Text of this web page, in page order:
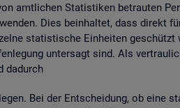
amt­li­chen Sta­tis­ti­ken be­trau­ten
Dies be­inhal­tet, dass di­rekt
sta­tis­ti­sche Ein­hei­ten
un­ter­sagt sind. Als
da­durch
Bei der Ent­schei­dung, ob eine